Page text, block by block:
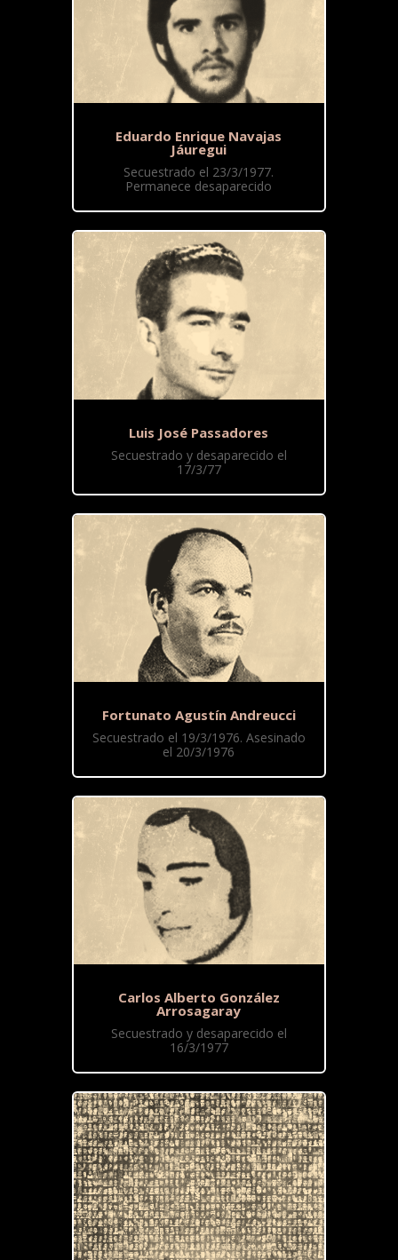
Eduardo Enrique Navajas
Jáuregui
Secuestrado el 23/3/1977.
Permanece desaparecido
Luis José Passadores
Secuestrado y desaparecido el
17/3/77
Fortunato Agustín Andreucci
Secuestrado el 19/3/1976. Asesinado
el 20/3/1976
Carlos Alberto González
Arrosagaray
Secuestrado y desaparecido el
16/3/1977